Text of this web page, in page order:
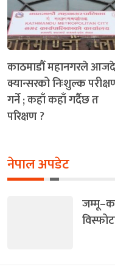
काठमाडौँ महानगरले
क्यान्सरको निःशुल्क
गर्ने ; कहाँ कहाँ गर्दैछ त
परिक्षण ?
नेपाल अपडेट